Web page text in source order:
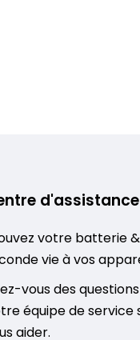
d'assistance
votre batterie
vie à vos
vous des
équipe de service
aider.